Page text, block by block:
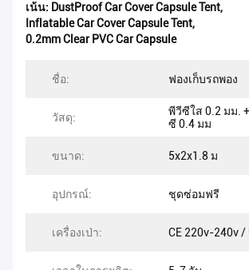
เน้น: DustProof Car Cover Capsule Tent,
Inflatable Car Cover Capsule Tent,
0.2mm Clear PVC Car Capsule
ชื่อ: ฟองเก็บรถพอง
วัสดุ:
พีวีซีใส 0.2 มม.
ซี 0.4 มม
ขนาด: 5x2x1.8 ม
อุปกรณ์: ชุดซ่อมฟรี
เครื่องเป่า: CE 220v-240v